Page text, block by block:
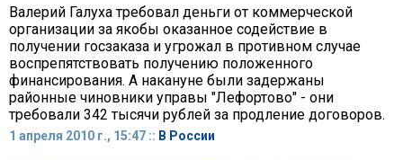
Валерий Галуха требовал деньги от коммерческой
организации за якобы оказанное содействие в
получении госзаказа и угрожал в противном случае
воспрепятствовать получению положенного
финансирования. А накануне были задержаны
районные чиновники управы "Лефортово" - они
требовали 342 тысячи рублей за продление договоров.
1 апреля 2010 г., 15:47 :: В России